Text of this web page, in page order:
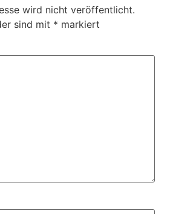
wird nicht veröffentlicht.
sind mit * markiert